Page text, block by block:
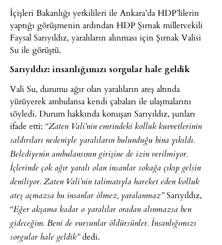
İçişleri Bakanlığı yetkilileri ile Ankara’da HDP’lilerin
yaptığı görüşmenin ardından HDP Şırnak milletvekili
Faysal Sarıyıldız, yaralıların alınması için Şırnak Valisi
Su ile görüştü.
Sarıyıldız: insanlığımızı sorgular hale geldik
Vali Su, durumu ağır olan yaralıların ateş altında
yürüyerek ambulansa kendi çabaları ile ulaşmalarını
söyledi. Durum hakkında konuşan Sarıyıldız, şunları
ifade etti: “Zaten Vali’nin emrindeki kolluk kuvvetlerinin
saldırıları nedeniyle yaralıların bulunduğu bina yıkıldı.
Belediyenin ambulansının girişine de izin verilmiyor.
İçlerinde çok ağır yaralı olan insanlar sokağa çıkıp gelsin
deniliyor. Zaten Vali’nin talimatıyla hareket eden kolluk
ateş açmazsa bu insanlar ölmez, yaralanmaz”Sarıyıldız,
“Eğer akşama kadar o yaralılar oradan alınmazsa ben
gideceğim. Beni de vursunlar öldürsünler. İnsanlığımızı
sorgular hale geldik”dedi.